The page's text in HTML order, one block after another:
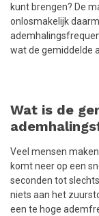
kunt brengen? De
onlosmakelijk
wat de gemiddelde
Wat is de
Veel mensen
komt neer op een
seconden tot
niets aan het
een te hoge